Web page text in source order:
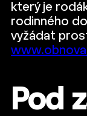
který je
rodinného
vyžádat
Pod